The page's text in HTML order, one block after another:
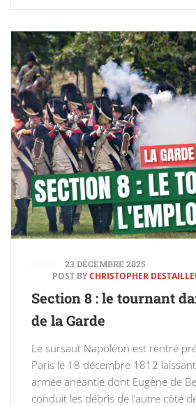
23 DÉCEMBRE 2025
POST BYCHRISTOPHER
Section 8 : le tournant
de la Garde
Le sursaut Napoléon est rentré
Paris le 18 décembre 1812
armée anéantie dont Eugène de
conduit les débris de l’autre côté